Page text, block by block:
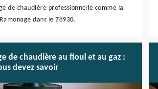
de chaudière professionnelle comme la
dans le 78930.
de chaudière au fioul et au gaz :
devez savoir